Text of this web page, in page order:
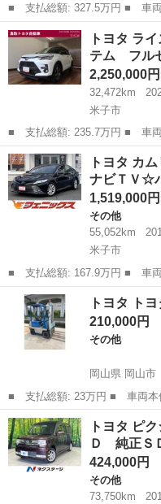
■ 支払総額: 327.5万円 ■ 車両本体価格： 3,190,000 円 ■ メーカ
ー名： トヨタ ■ 車種名：
ッケージ ４ＷＤ 衝突被害
ＬＥＤヘ...
鳥取 鳥取市 RAV4
トヨタ ラ
テム フル
2,250,000円
32,472km
米子市
■ 支払総額: 235.7万円 ■ 車両本体価格： 2,250,000 円 ■ メーカ
ー名： トヨタ ■ 車種名：
Ｄ 衝突被害軽減システム
バックカメ...
鳥取 米子市 トヨタ
トヨタ カ
ナビＴＶ
1,519,000円
その他
55,052km
米子市
■ 支払総額: 167.9万円 ■ 車両本体価格： 1,519,000 円 ■ メーカ
ー名： トヨタ ■ 車種名：
整備付き☆禁煙車☆ナビＴＶ
フティセ...
鳥取 米子市 その他
トヨタ ト
210,000円
その他
岡山県 岡山市
■ 支払総額: 23万円 ■ 車両本体価格： 210,000 円 ■ メーカー
名： トヨタ ■ 車種名： ト
フト ■ 排気量： 800cc ■ ド
岡山 岡山市 その他
トヨタ ピ
Ｄ 純正Ｓ
424,000円
その他
73,750km